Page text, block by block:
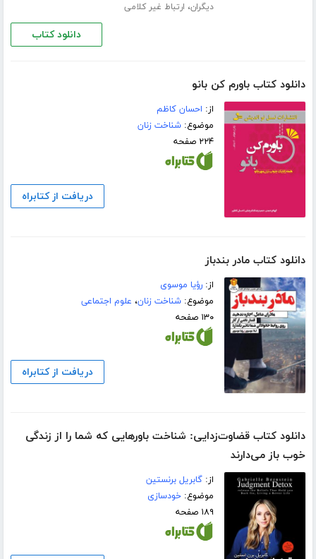
دیگران، ارتباط غیر کلامی
دانلود کتاب
دانلود کتاب باورم کن بانو
از: احسان کاظم
موضوع:شناخت زنان
۲۲۴ صفحه
دریافت از کتابراه
دانلود کتاب مادر بند‌باز
از:رؤیا موسوی
موضوع:شناخت زنان، علوم اجتماعی
۱۳۰ صفحه
دریافت از کتابراه
دانلود کتاب قضاوت‌زدایی: شناخت باورهایی که شما را از زندگی
خوب باز می‌دارند
از:گابریل برنستین
موضوع:خودسازی
۱۸۹ صفحه